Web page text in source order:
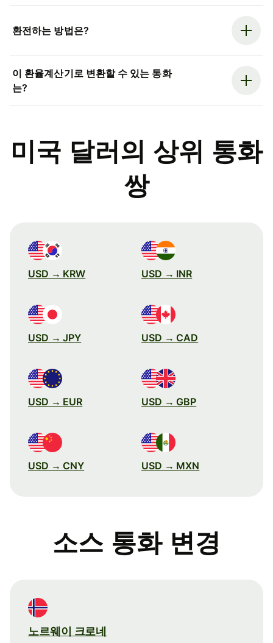
환전하는 방법은?
이 환율계산기로 변환할 수 있는 통화
는?
미국 달러의 상위 통화
쌍
USD → KRW USD → INR
USD → JPY USD → CAD
USD → EUR USD → GBP
USD → CNY USD → MXN
소스 통화 변경
노르웨이 크로네